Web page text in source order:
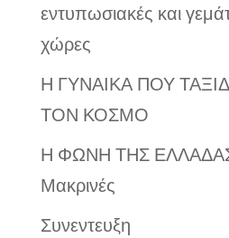
εντυπωσιακές και
χώρες
Η ΓΥΝΑΙΚΑ ΠΟΥ
ΤΟΝ ΚΟΣΜΟ
Η ΦΩΝΗ ΤΗΣ ΕΛΛΑΔΑΣ
Μακρινές
Συνεντευξη